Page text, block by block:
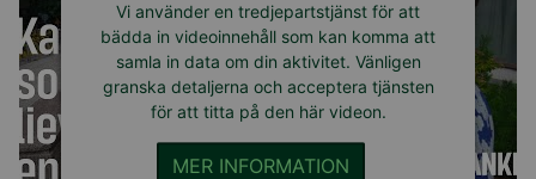
Vi använder en tredjepartstjänst för att
bädda in videoinnehåll som kan komma att
samla in data om din aktivitet. Vänligen
granska detaljerna och acceptera tjänsten
för att titta på den här videon.
MER INFORMATION